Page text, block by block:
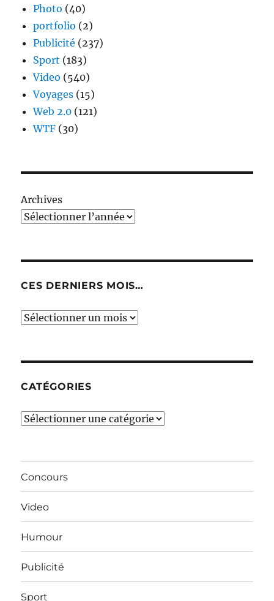
Photo (40)
portfolio (2)
Publicité (237)
Sport (183)
Video (540)
Voyages (15)
Web 2.0 (121)
WTF (30)
Archives
CES DERNIERS MOIS…
Ces
CATÉGORIES
Catégories
Concours
Video
Humour
Publicité
Sport